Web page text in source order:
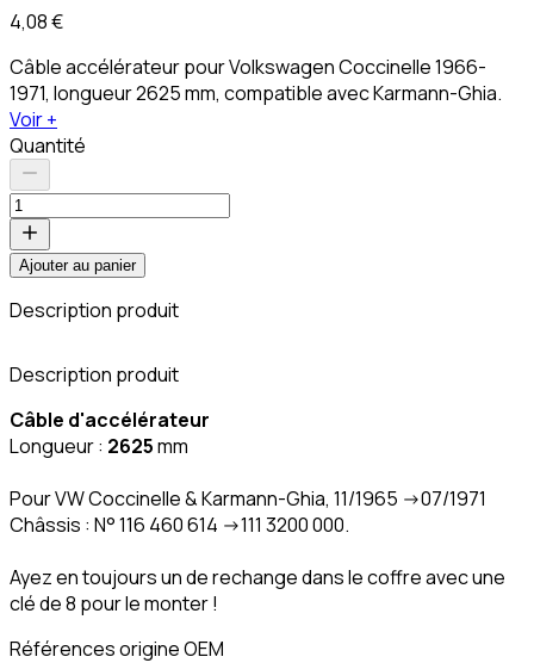
4,08 €
Câble accélérateur pour Volkswagen Coccinelle 1966-
1971, longueur 2625 mm, compatible avec Karmann-Ghia.
Voir +
Quantité
Ajouter au panier
Description produit
Description produit
Câble d'accélérateur
Longueur : 2625mm
Pour VW Coccinelle & Karmann-Ghia, 11/1965 ->07/1971
Châssis : N° 116 460 614 ->111 3200 000.
Ayez en toujours un de rechange dans le coffre avec une
clé de 8 pour le monter !
Références origine OEM